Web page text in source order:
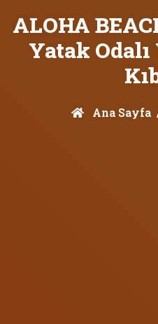
ALOHA
Yatak
Ana Sayfa